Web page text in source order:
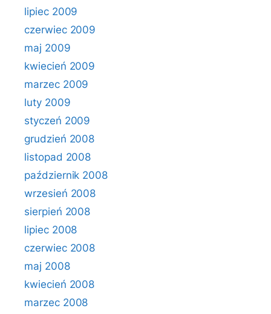
lipiec 2009
czerwiec 2009
maj 2009
kwiecień 2009
marzec 2009
luty 2009
styczeń 2009
grudzień 2008
listopad 2008
październik 2008
wrzesień 2008
sierpień 2008
lipiec 2008
czerwiec 2008
maj 2008
kwiecień 2008
marzec 2008